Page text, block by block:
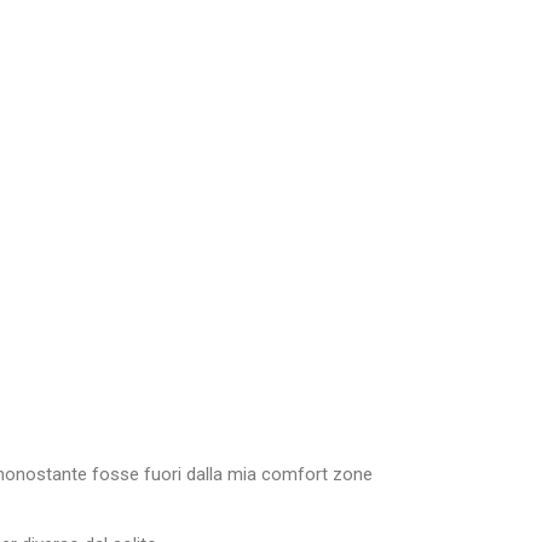
fosse fuori dalla mia comfort zone